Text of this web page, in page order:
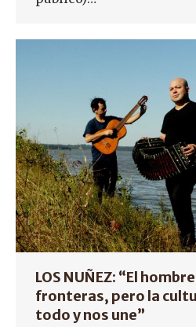
LOS NUÑEZ: “El
fronteras, pero la
todo y nos une”